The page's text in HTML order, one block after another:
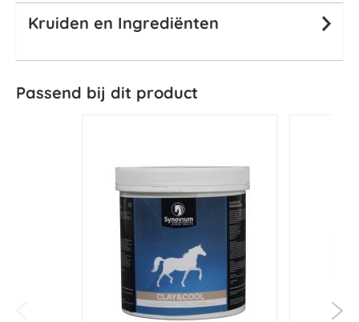
Kruiden en Ingrediënten
Passend bij dit product